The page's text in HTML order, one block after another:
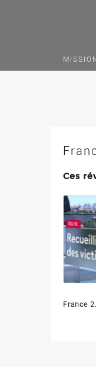
MISSION
Ces
France